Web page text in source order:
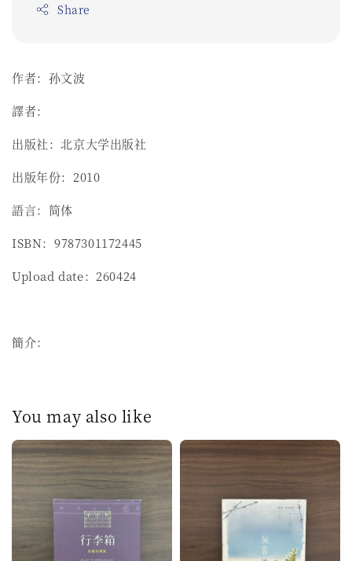
Share
作者：孙文波
譯者：
出版社：北京大学出版社
出版年份：2010
語言：简体
ISBN：9787301172445
Upload date：260424
簡介：
You may also like